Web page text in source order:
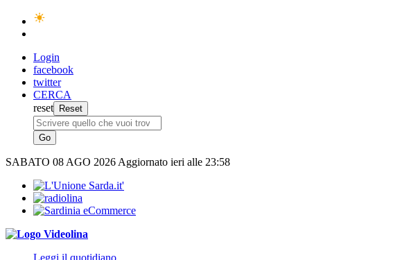
Login
facebook
twitter
CERCA
reset
SABATO 08 AGO 2026 Aggiornato ieri alle 23:58
Leggi il quotidiano